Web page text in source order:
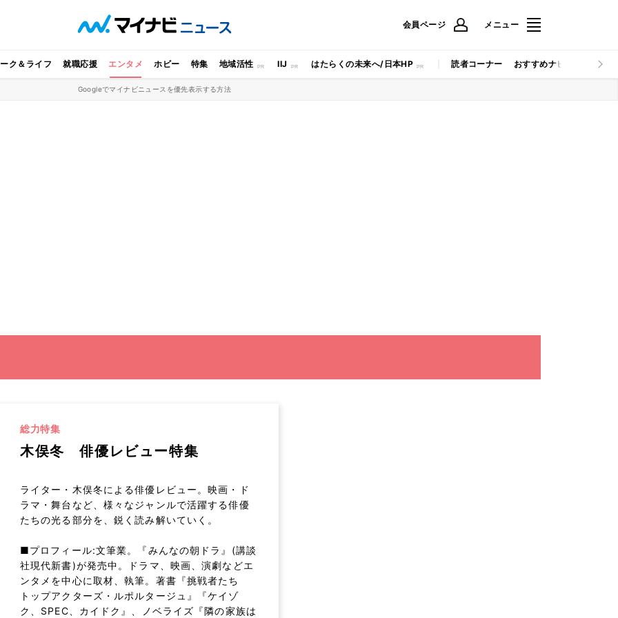
会員ページ メニュー
ク＆ライフ 就職応援 エンタメ ホビー 特集 地域活性 IIJ はたらくの未来へ/日本HP 読者コーナー おすすめナビ マイナビ
Googleでマイナビニュースを優先表示する方法
総力特集
木俣冬 俳優レビュー特集
ライター・木俣冬による俳優レビュー。映画・ド
ラマ・舞台など、様々なジャンルで活躍する俳優
たちの光る部分を、鋭く読み解いていく。
■プロフィール:文筆業。『みんなの朝ドラ』(講談
社現代新書)が発売中。ドラマ、映画、演劇などエ
ンタメを中心に取材、執筆。著書『挑戦者たち
トップアクターズ・ルポルタージュ』『ケイゾ
ク、SPEC、カイドク』、ノベライズ『隣の家族は